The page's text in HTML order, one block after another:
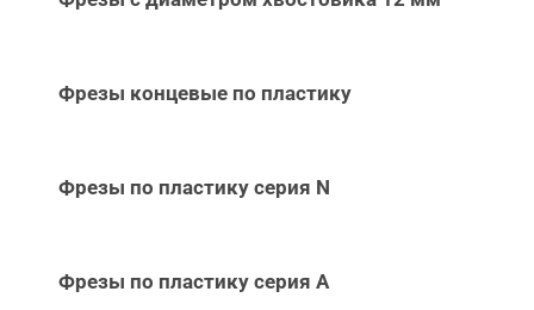
Фрезы концевые по пластику
Фрезы по пластику серия N
Фрезы по пластику серия А